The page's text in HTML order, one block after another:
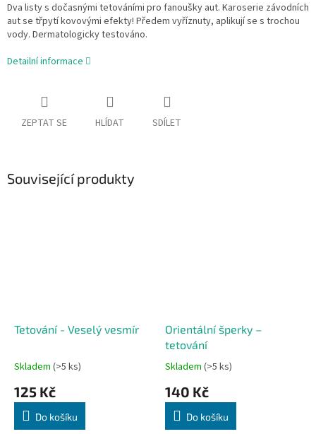
Dva listy s dočasnými tetováními pro fanoušky aut. Karoserie závodních
aut se třpytí kovovými efekty! Předem vyříznuty, aplikují se s trochou
vody. Dermatologicky testováno.
Detailní informace
ZEPTAT SE HLÍDAT SDÍLET
Související produkty
Tetování - Veselý vesmír
Skladem (>5 ks)
125 Kč
Do košíku
Orientální šperky –
tetování
Skladem (>5 ks)
140 Kč
Do košíku